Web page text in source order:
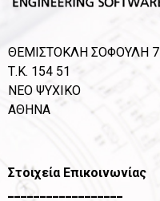
ΘΕΜΙΣΤΟΚΛΗ ΣΟΦΟΥΛΗ 7
Τ.Κ. 154 51
ΝΕΟ ΨΥΧΙΚΟ
ΑΘΗΝΑ
Στοιχεία Επικοινωνίας
__________________